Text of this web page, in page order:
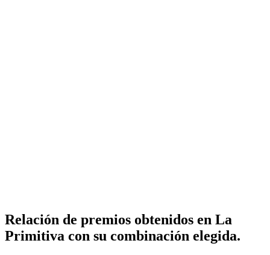
Relación de premios obtenidos en La
Primitiva con su combinación elegida.